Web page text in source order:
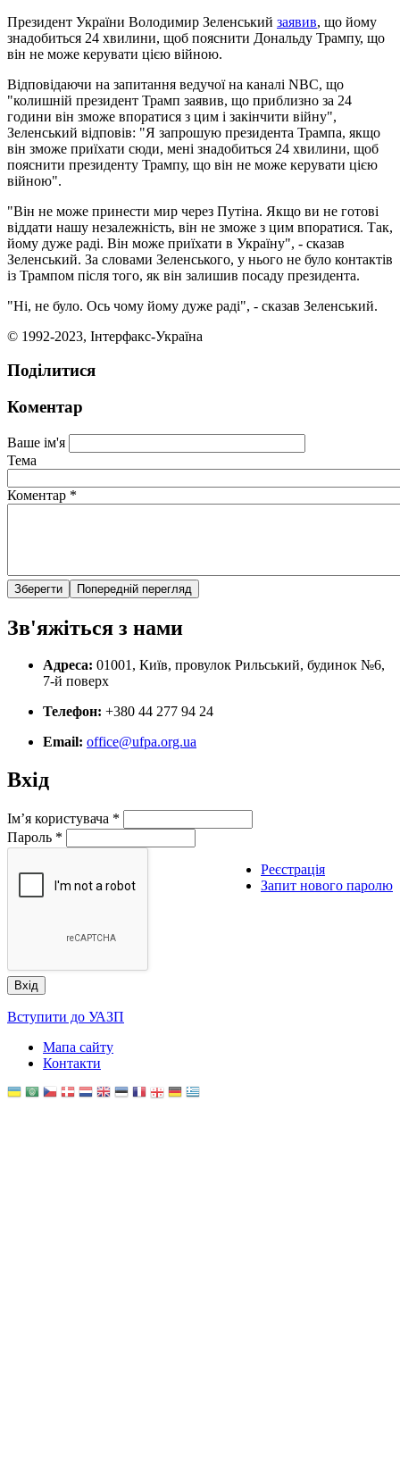
Президент України Володимир Зеленський заявив, що йому
знадобиться 24 хвилини, щоб пояснити Дональду Трампу, що
він не може керувати цією війною.
Відповідаючи на запитання ведучої на каналі NBC, що
"колишній президент Трамп заявив, що приблизно за 24
години він зможе впоратися з цим і закінчити війну",
Зеленський відповів: "Я запрошую президента Трампа, якщо
він зможе приїхати сюди, мені знадобиться 24 хвилини, щоб
пояснити президенту Трампу, що він не може керувати цією
війною".
"Він не може принести мир через Путіна. Якщо ви не готові
віддати нашу незалежність, він не зможе з цим впоратися. Так,
йому дуже раді. Він може приїхати в Україну", - сказав
Зеленський. За словами Зеленського, у нього не було контактів
із Трампом після того, як він залишив посаду президента.
"Ні, не було. Ось чому йому дуже раді", - сказав Зеленський.
© 1992-2023, Інтерфакс-Україна
Поділитися
Коментар
Ваше ім'я
Тема
Коментар *
Зв'яжіться з нами
Адреса: 01001, Київ, провулок Рильський, будинок №6,
7-й поверх
Телефон: +380 44 277 94 24
Email: office@ufpa.org.ua
Вхід
Ім’я користувача *
Пароль *
Реєстрація
Запит нового паролю
Вступити до УАЗП
Мапа сайту
Контакти